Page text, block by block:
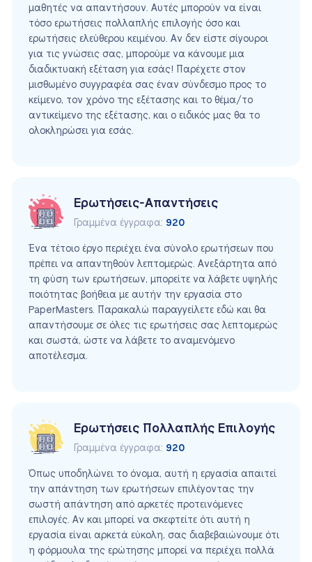
μαθητές να απαντήσουν. Αυτές μπορούν να είναι
τόσο ερωτήσεις πολλαπλής επιλογής όσο και
ερωτήσεις ελεύθερου κειμένου. Αν δεν είστε σίγουροι
για τις γνώσεις σας, μπορούμε να κάνουμε μια
διαδικτυακή εξέταση για εσάς! Παρέχετε στον
μισθωμένο συγγραφέα σας έναν σύνδεσμο προς το
κείμενο, τον χρόνο της εξέτασης και το θέμα/το
αντικείμενο της εξέτασης, και ο ειδικός μας θα το
ολοκληρώσει για εσάς.
Ερωτήσεις-Απαντήσεις
Γραμμένα έγγραφα: 920
Ένα τέτοιο έργο περιέχει ένα σύνολο ερωτήσεων που
πρέπει να απαντηθούν λεπτομερώς. Ανεξάρτητα από
τη φύση των ερωτήσεων, μπορείτε να λάβετε υψηλής
ποιότητας βοήθεια με αυτήν την εργασία στο
PaperMasters. Παρακαλώ παραγγείλετε εδώ και θα
απαντήσουμε σε όλες τις ερωτήσεις σας λεπτομερώς
και σωστά, ώστε να λάβετε το αναμενόμενο
αποτέλεσμα.
Ερωτήσεις Πολλαπλής Επιλογής
Γραμμένα έγγραφα: 920
Όπως υποδηλώνει το όνομα, αυτή η εργασία απαιτεί
την απάντηση των ερωτήσεων επιλέγοντας την
σωστή απάντηση από αρκετές προτεινόμενες
επιλογές. Αν και μπορεί να σκεφτείτε ότι αυτή η
εργασία είναι αρκετά εύκολη, σας διαβεβαιώνουμε ότι
η φόρμουλα της ερώτησης μπορεί να περιέχει πολλά